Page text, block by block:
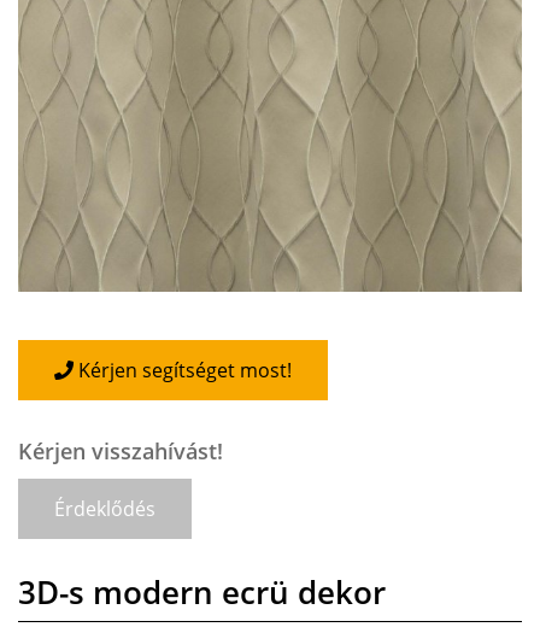
Kérjen segítséget most!
Kérjen visszahívást!
Érdeklődés
3D-s modern ecrü dekor